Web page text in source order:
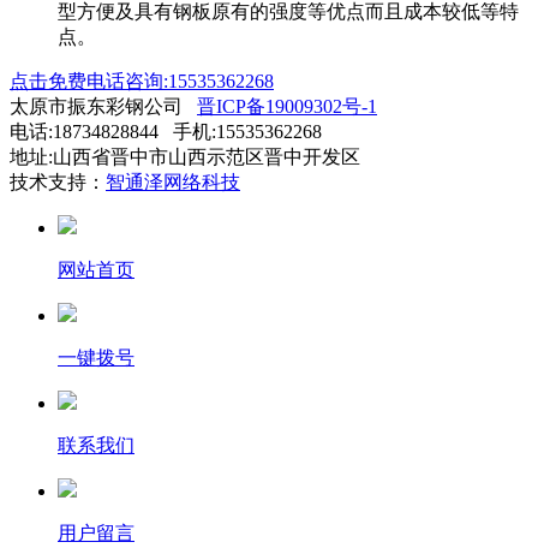
型方便及具有钢板原有的强度等优点而且成本较低等特
点。
点击免费电话咨询:15535362268
太原市振东彩钢公司 晋ICP备19009302号-1
电话:18734828844 手机:15535362268
地址:山西省晋中市山西示范区晋中开发区
技术支持： 智通泽网络科技
网站首页
一键拨号
联系我们
用户留言